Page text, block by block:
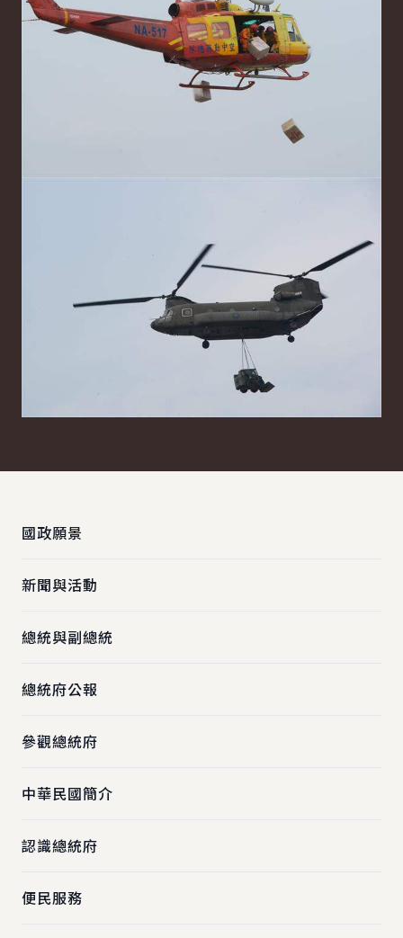
國政願景
新聞與活動
總統與副總統
總統府公報
參觀總統府
中華民國簡介
認識總統府
便民服務